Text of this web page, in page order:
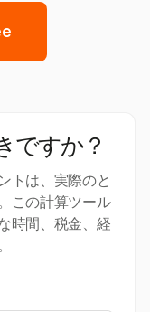
ですか？
トは、実際のと
この計算ツール
時間、税金、経